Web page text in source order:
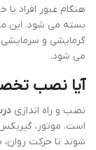
هنگام عبور افراد
بسته می شود. این
گرمایشی و
می شود.
آیا نصب
نصب و راه اندازی
است. موتور،
شوند تا حرکت